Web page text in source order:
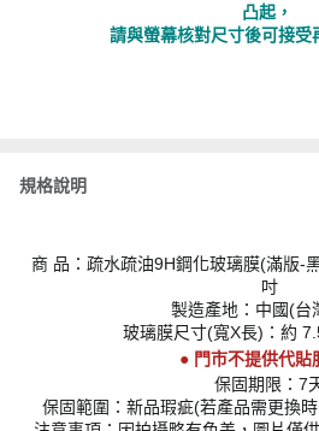
凸起，
請與螢幕核對尺寸後可接受
規格說明
商 品：疏水疏油9H鋼化玻璃膜(滿版-
吋
製造產地：中國(台
玻璃膜尺寸(寬X長)：約
● 門市不提供代貼
保固期限：7
保固範圍：新品瑕疵(若產品需更換